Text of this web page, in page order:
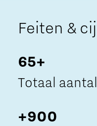
Feiten &
65+
Totaal
+900